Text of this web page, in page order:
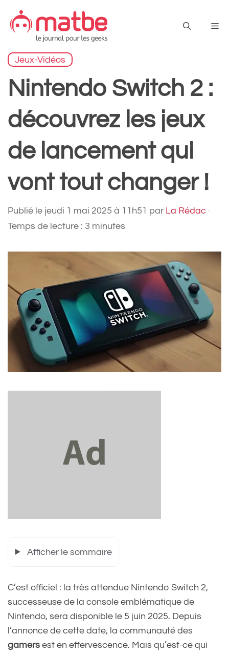
contenu
Jeux-Vidéos
Nintendo Switch 2 :
découvrez les jeux
de lancement qui
vont tout changer !
Publié le jeudi 1 mai 2025 à 11h51 par La Rédac ·
Temps de lecture : 3 minutes
Afficher le sommaire
C’est officiel : la très attendue Nintendo Switch 2,
successeuse de la console emblématique de
Nintendo, sera disponible le 5 juin 2025. Depuis
l’annonce de cette date, la communauté des
gamers est en effervescence. Mais qu’est-ce qui